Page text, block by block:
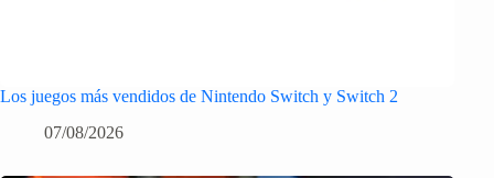
Los juegos más vendidos de Nintendo Switch y Switch 2
07/08/2026